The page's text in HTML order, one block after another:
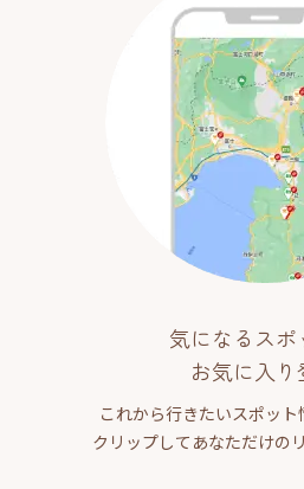
気になるスポ
お気に入り
これから行きたいスポッ
クリップしてあなただけの